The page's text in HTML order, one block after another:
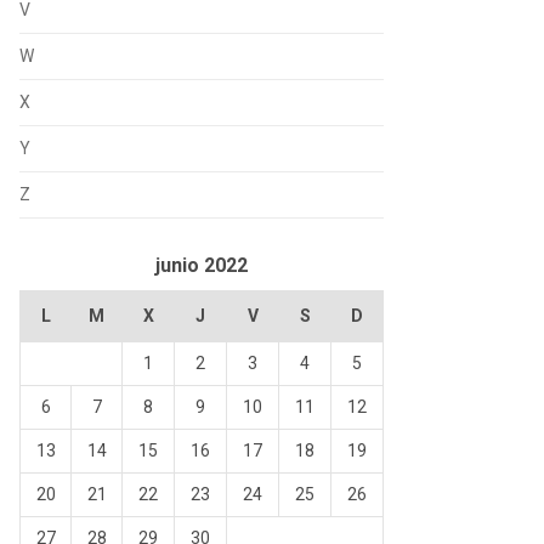
V
W
X
Y
Z
junio 2022
L M X J V S D
1 2 3 4 5
6 7 8 9 10 11 12
13 14 15 16 17 18 19
20 21 22 23 24 25 26
27 28 29 30